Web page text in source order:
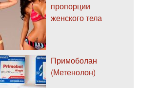
пропорции
женского тела
Примоболан
(Метенолон)